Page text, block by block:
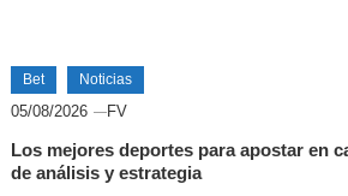
Bet Noticias
05/08/2026 FV
Los mejores deportes para apostar en
de análisis y estrategia